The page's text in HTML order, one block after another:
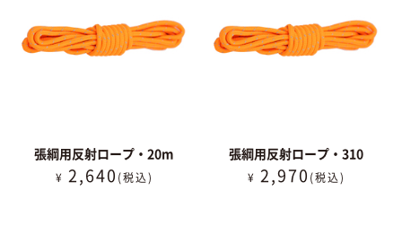
張綱用反射ロープ・20m
¥ 2,640 (税込)
張綱用反射ロープ・310
¥ 2,970 (税込)